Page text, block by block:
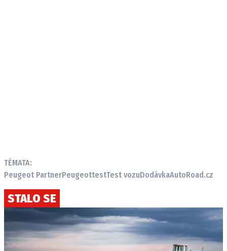
TÉMATA:
Peugeot PartnerPeugeottestTest vozuDodávkaAutoRoad.cz
STALO SE